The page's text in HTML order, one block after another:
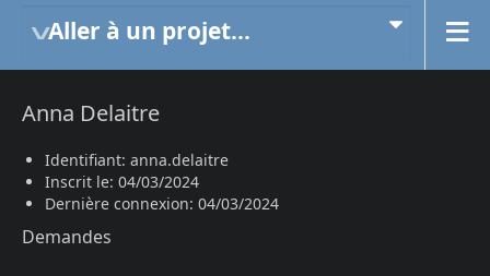
Aller à un projet...
Anna Delaitre
Identifiant: anna.delaitre
Inscrit le: 04/03/2024
Dernière connexion: 04/03/2024
Demandes